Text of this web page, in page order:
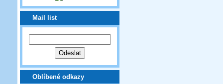
Mail list
Oblíbené odkazy